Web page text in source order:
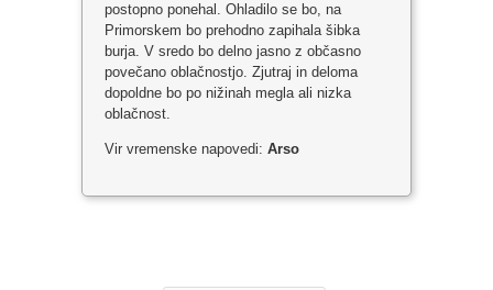
postopno ponehal. Ohladilo se bo, na
Primorskem bo prehodno zapihala šibka
burja. V sredo bo delno jasno z občasno
povečano oblačnostjo. Zjutraj in deloma
dopoldne bo po nižinah megla ali nizka
oblačnost.
Vir vremenske napovedi: Arso